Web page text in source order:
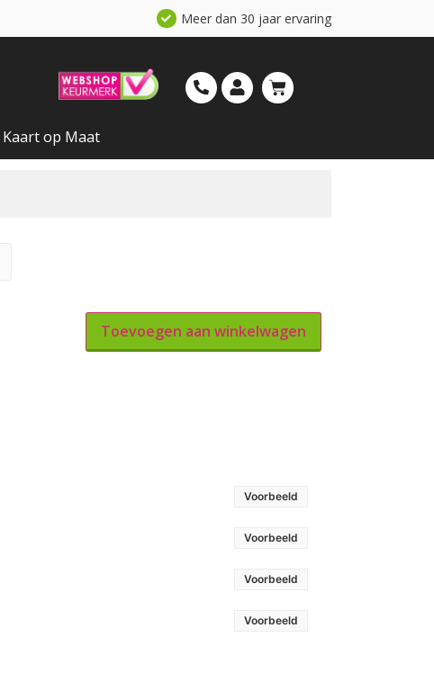
Meer dan 30 jaar ervaring
Kaart op Maat
Voorbeeld
Voorbeeld
Voorbeeld
Voorbeeld
Toevoegen aan winkelwagen